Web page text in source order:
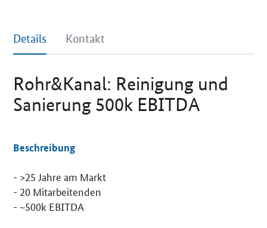
Details Kontakt
Rohr&Kanal: Reinigung und
Sanierung 500k EBITDA
Details
Beschreibung
- >25 Jahre am Markt
- 20 Mitarbeitenden
- ~500k EBITDA